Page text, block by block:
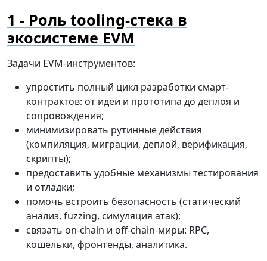
Роль tooling-стека в
экосистеме EVM
Задачи EVM-инструментов:
упростить полный цикл разработки смарт-
контрактов: от идеи и прототипа до деплоя и
сопровождения;
минимизировать рутинные действия
(компиляция, миграции, деплой, верификация,
скрипты);
предоставить удобные механизмы тестирования
и отладки;
помочь встроить безопасность (статический
анализ, fuzzing, симуляция атак);
связать on-chain и off-chain-миры: RPC,
кошельки, фронтенды, аналитика.